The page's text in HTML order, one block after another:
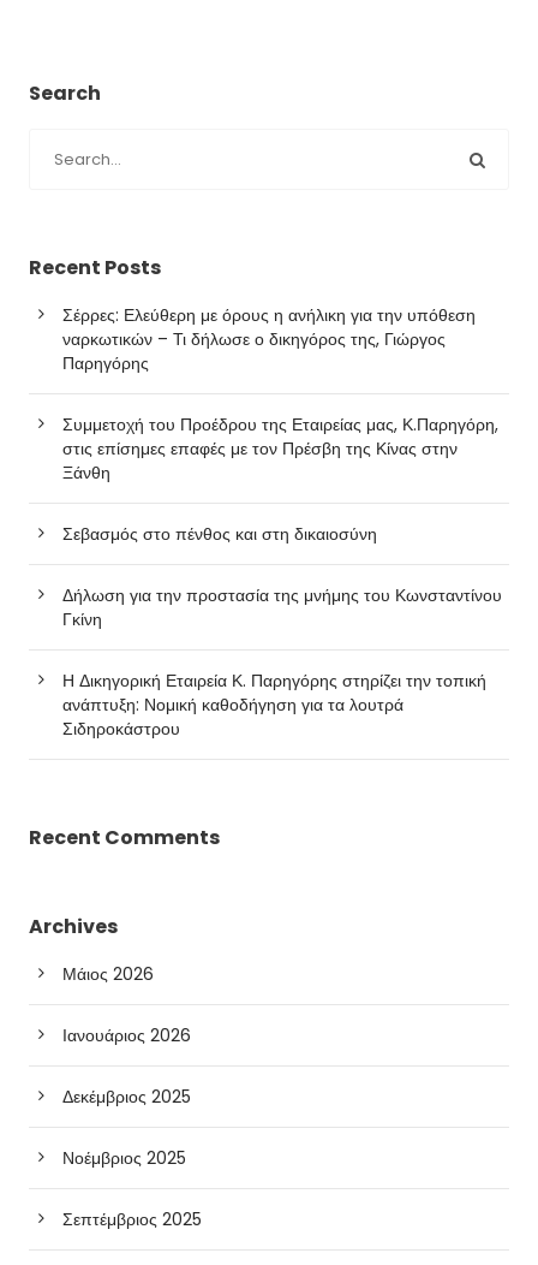
Search
Recent Posts
Σέρρες: Ελεύθερη με όρους η ανήλικη για την υπόθεση
ναρκωτικών – Τι δήλωσε ο δικηγόρος της, Γιώργος
Παρηγόρης
Συμμετοχή του Προέδρου της Εταιρείας μας, Κ.Παρηγόρη,
στις επίσημες επαφές με τον Πρέσβη της Κίνας στην
Ξάνθη
Σεβασμός στο πένθος και στη δικαιοσύνη
Δήλωση για την προστασία της μνήμης του Κωνσταντίνου
Γκίνη
Η Δικηγορική Εταιρεία Κ. Παρηγόρης στηρίζει την τοπική
ανάπτυξη: Νομική καθοδήγηση για τα λουτρά
Σιδηροκάστρου
Recent Comments
Archives
Μάιος 2026
Ιανουάριος 2026
Δεκέμβριος 2025
Νοέμβριος 2025
Σεπτέμβριος 2025